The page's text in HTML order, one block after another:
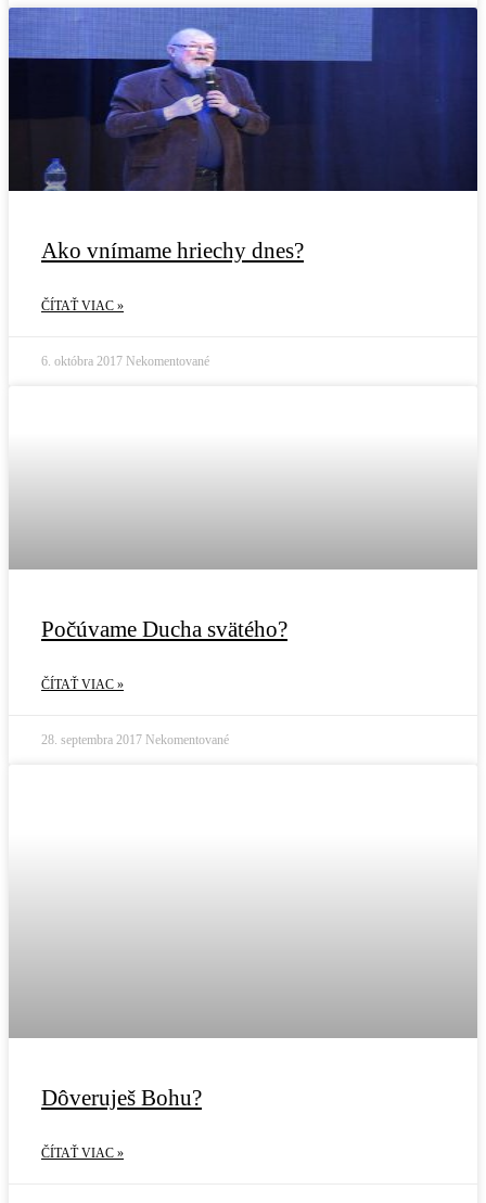
Ako vnímame hriechy dnes?
ČÍTAŤ VIAC »
6. októbra 2017 Nekomentované
Počúvame Ducha svätého?
ČÍTAŤ VIAC »
28. septembra 2017 Nekomentované
Dôveruješ Bohu?
ČÍTAŤ VIAC »